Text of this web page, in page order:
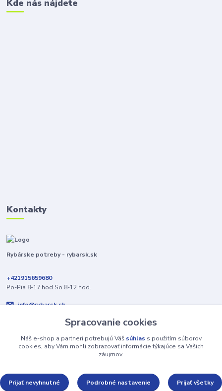
Kde nás nájdete
Kontakty
Rybárske potreby - rybarsk.sk
+421915659680
Po-Pia 8-17 hod.So 8-12 hod.
info@rybarsk.sk
Upravit sběr cookies.
Spracovanie cookies
Náš e-shop a partneri potrebujú Váš súhlas s použitím súborov
cookies, aby Vám mohli zobrazovať informácie týkajúce sa Vašich
záujmov.
Prijať nevyhnutné Podrobné nastavenie Prijať všetky